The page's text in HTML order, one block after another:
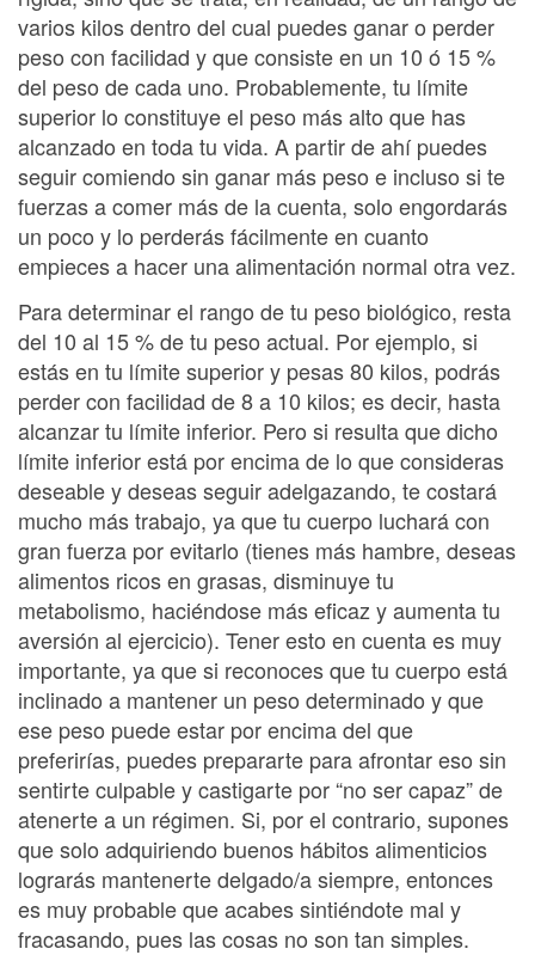
varios kilos dentro del cual puedes ganar o perder
peso con facilidad y que consiste en un 10 ó 15 %
del peso de cada uno. Probablemente, tu límite
superior lo constituye el peso más alto que has
alcanzado en toda tu vida. A partir de ahí puedes
seguir comiendo sin ganar más peso e incluso si te
fuerzas a comer más de la cuenta, solo engordarás
un poco y lo perderás fácilmente en cuanto
empieces a hacer una alimentación normal otra vez.
Para determinar el rango de tu peso biológico, resta
del 10 al 15 % de tu peso actual. Por ejemplo, si
estás en tu límite superior y pesas 80 kilos, podrás
perder con facilidad de 8 a 10 kilos; es decir, hasta
alcanzar tu límite inferior. Pero si resulta que dicho
límite inferior está por encima de lo que consideras
deseable y deseas seguir adelgazando, te costará
mucho más trabajo, ya que tu cuerpo luchará con
gran fuerza por evitarlo (tienes más hambre, deseas
alimentos ricos en grasas, disminuye tu
metabolismo, haciéndose más eficaz y aumenta tu
aversión al ejercicio). Tener esto en cuenta es muy
importante, ya que si reconoces que tu cuerpo está
inclinado a mantener un peso determinado y que
ese peso puede estar por encima del que
preferirías, puedes prepararte para afrontar eso sin
sentirte culpable y castigarte por “no ser capaz” de
atenerte a un régimen. Si, por el contrario, supones
que solo adquiriendo buenos hábitos alimenticios
lograrás mantenerte delgado/a siempre, entonces
es muy probable que acabes sintiéndote mal y
fracasando, pues las cosas no son tan simples.